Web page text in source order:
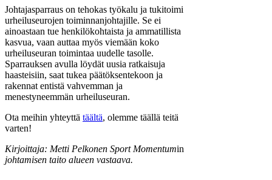
Johtajasparraus on tehokas työkalu ja tukitoimi
urheiluseurojen toiminnanjohtajille. Se ei
ainoastaan tue henkilökohtaista ja ammatillista
kasvua, vaan auttaa myös viemään koko
urheiluseuran toimintaa uudelle tasolle.
Sparrauksen avulla löydät uusia ratkaisuja
haasteisiin, saat tukea päätöksentekoon ja
rakennat entistä vahvemman ja
menestyneemmän urheiluseuran.
Ota meihin yhteyttä täältä, olemme täällä teitä
varten!
Kirjoittaja: Metti Pelkonen Sport Momentumin
johtamisen taito alueen vastaava.